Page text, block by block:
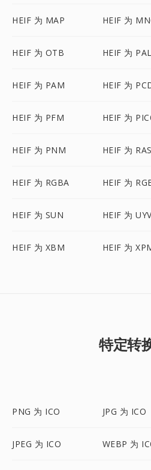
HEIF 为 MAP HEIF 为
HEIF 为 OTB HEIF 为 PAL
HEIF 为 PAM HEIF 为
HEIF 为 PFM HEIF 为
HEIF 为 PNM HEIF 为 RAS
HEIF 为 RGBA HEIF 为
HEIF 为 SUN HEIF 为
HEIF 为 XBM HEIF 为
特定转
PNG 为 ICO JPG 为 ICO
JPEG 为 ICO WEBP 为